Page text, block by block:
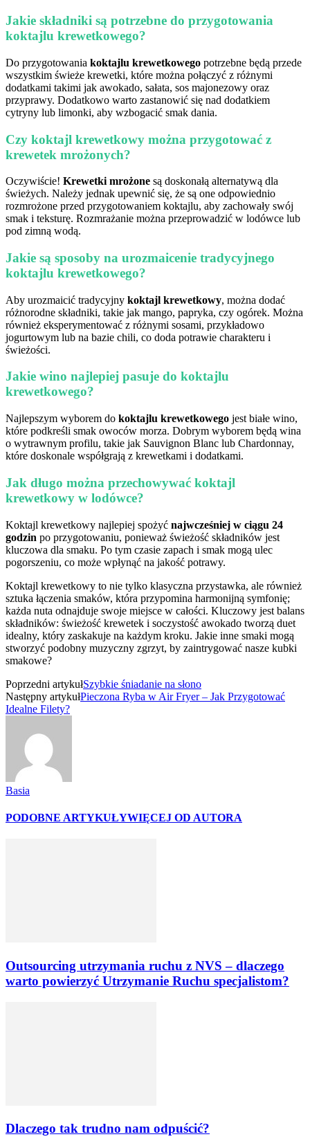
Jakie składniki są potrzebne do przygotowania
koktajlu krewetkowego?
Do przygotowania koktajlu krewetkowego potrzebne będą przede
wszystkim świeże krewetki, które można połączyć z różnymi
dodatkami takimi jak awokado, sałata, sos majonezowy oraz
przyprawy. Dodatkowo warto zastanowić się nad dodatkiem
cytryny lub limonki, aby wzbogacić smak dania.
Czy koktajl krewetkowy można przygotować z
krewetek mrożonych?
Oczywiście! Krewetki mrożone są doskonałą alternatywą dla
świeżych. Należy jednak upewnić się, że są one odpowiednio
rozmrożone przed przygotowaniem koktajlu, aby zachowały swój
smak i teksturę. Rozmrażanie można przeprowadzić w lodówce lub
pod zimną wodą.
Jakie są sposoby na urozmaicenie tradycyjnego
koktajlu krewetkowego?
Aby urozmaicić tradycyjny koktajl krewetkowy, można dodać
różnorodne składniki, takie jak mango, papryka, czy ogórek. Można
również eksperymentować z różnymi sosami, przykładowo
jogurtowym lub na bazie chili, co doda potrawie charakteru i
świeżości.
Jakie wino najlepiej pasuje do koktajlu
krewetkowego?
Najlepszym wyborem do koktajlu krewetkowego jest białe wino,
które podkreśli smak owoców morza. Dobrym wyborem będą wina
o wytrawnym profilu, takie jak Sauvignon Blanc lub Chardonnay,
które doskonale współgrają z krewetkami i dodatkami.
Jak długo można przechowywać koktajl
krewetkowy w lodówce?
Koktajl krewetkowy najlepiej spożyć najwcześniej w ciągu 24
godzin po przygotowaniu, ponieważ świeżość składników jest
kluczowa dla smaku. Po tym czasie zapach i smak mogą ulec
pogorszeniu, co może wpłynąć na jakość potrawy.
Koktajl krewetkowy to nie tylko klasyczna przystawka, ale również
sztuka łączenia smaków, która przypomina harmonijną symfonię;
każda nuta odnajduje swoje miejsce w całości. Kluczowy jest balans
składników: świeżość krewetek i soczystość awokado tworzą duet
idealny, który zaskakuje na każdym kroku. Jakie inne smaki mogą
stworzyć podobny muzyczny zgrzyt, by zaintrygować nasze kubki
smakowe?
Poprzedni artykułSzybkie śniadanie na słono
Następny artykułPieczona Ryba w Air Fryer – Jak Przygotować
Idealne Filety?
Basia
PODOBNE ARTYKUŁYWIĘCEJ OD AUTORA
Outsourcing utrzymania ruchu z NVS – dlaczego
warto powierzyć Utrzymanie Ruchu specjalistom?
Dlaczego tak trudno nam odpuścić?